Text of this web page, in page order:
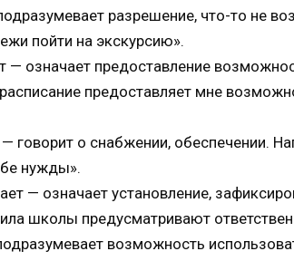
разрешение, что-то не
пойти на экскурсию».
— означает предоставление
предоставляет мне
говорит о снабжении, обеспечении.
нужды».
— означает установление,
школы предусматривают
возможность